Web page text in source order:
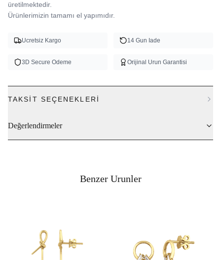
üretilmektedir.
Ürünlerimizin tamamı el yapımıdır.
Ucretsiz Kargo 14 Gun Iade
3D Secure Odeme Orijinal Urun Garantisi
TAKSIT SEÇENEKLERI
Değerlendirmeler
Benzer Urunler